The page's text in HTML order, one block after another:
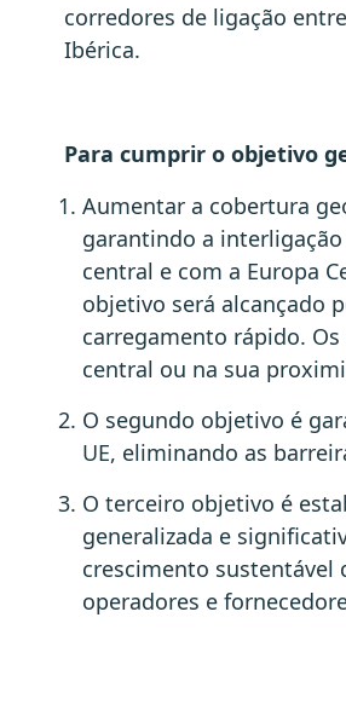
corredores de ligação
Ibérica.
Para cumprir o objetivo
Aumentar a cobertura
garantindo a
central e com a Europa
objetivo será alcançado
carregamento rápido.
central ou na sua
O segundo objetivo é
UE, eliminando as
O terceiro objetivo é
generalizada e
crescimento sustentável
operadores e